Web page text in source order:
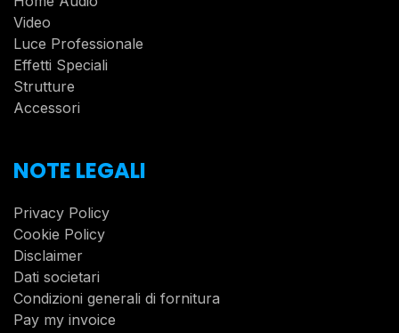
Video
Luce Professionale
Effetti Speciali
Strutture
Accessori
NOTE LEGALI
Privacy Policy
Cookie Policy
Disclaimer
Dati societari
Condizioni generali di fornitura
Pay my invoice